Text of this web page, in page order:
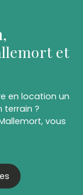
,
et
en location un
terrain ?
vous